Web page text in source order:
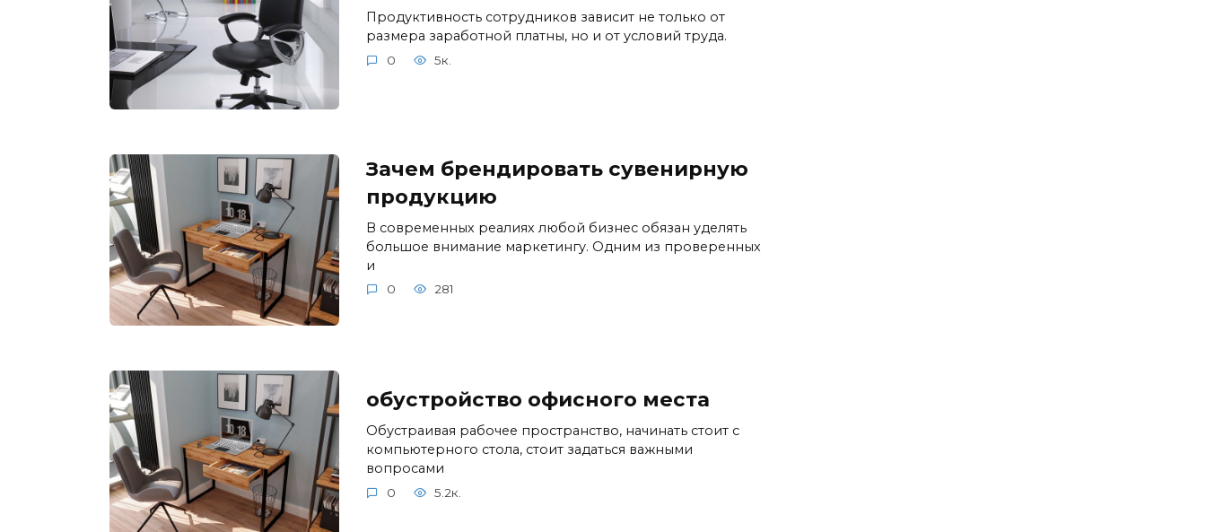
Продуктивность сотрудников зависит не только от
размера заработной платны, но и от условий труда.
0 5к.
Зачем брендировать сувенирную
продукцию
В современных реалиях любой бизнес обязан уделять
большое внимание маркетингу. Одним из проверенных
и
0 281
обустройство офисного места
Обустраивая рабочее пространство, начинать стоит с
компьютерного стола, стоит задаться важными
вопросами
0 5.2к.